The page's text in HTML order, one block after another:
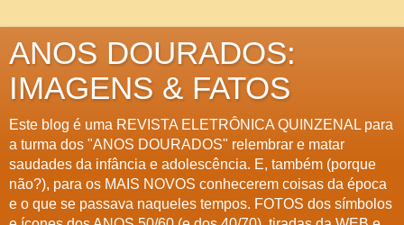
ANOS DOURADOS:
IMAGENS & FATOS
Este blog é uma REVISTA ELETRÔNICA QUINZENAL para
a turma dos "ANOS DOURADOS" relembrar e matar
saudades da infância e adolescência. E, também (porque
não?), para os MAIS NOVOS conhecerem coisas da época
e o que se passava naqueles tempos. FOTOS dos símbolos